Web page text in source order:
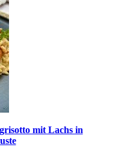
mit Lachs in